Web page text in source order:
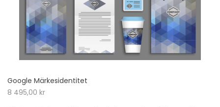
Google Märkesidentitet
8 495,00 kr